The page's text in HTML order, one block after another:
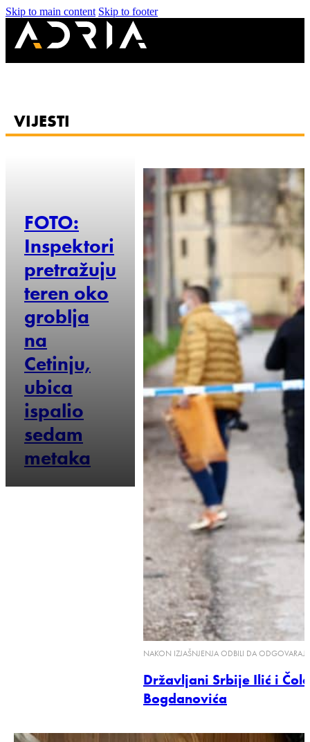
Skip to main content Skip to footer
VIJESTI
FOTO:
Inspektori
pretražuju
teren oko
groblja
na
Cetinju,
ubica
ispalio
sedam
metaka
NAKON IZJAŠNJENJA ODBILI DA ODGOVARAJU
Državljani Srbije Ilić i
Bogdanovića